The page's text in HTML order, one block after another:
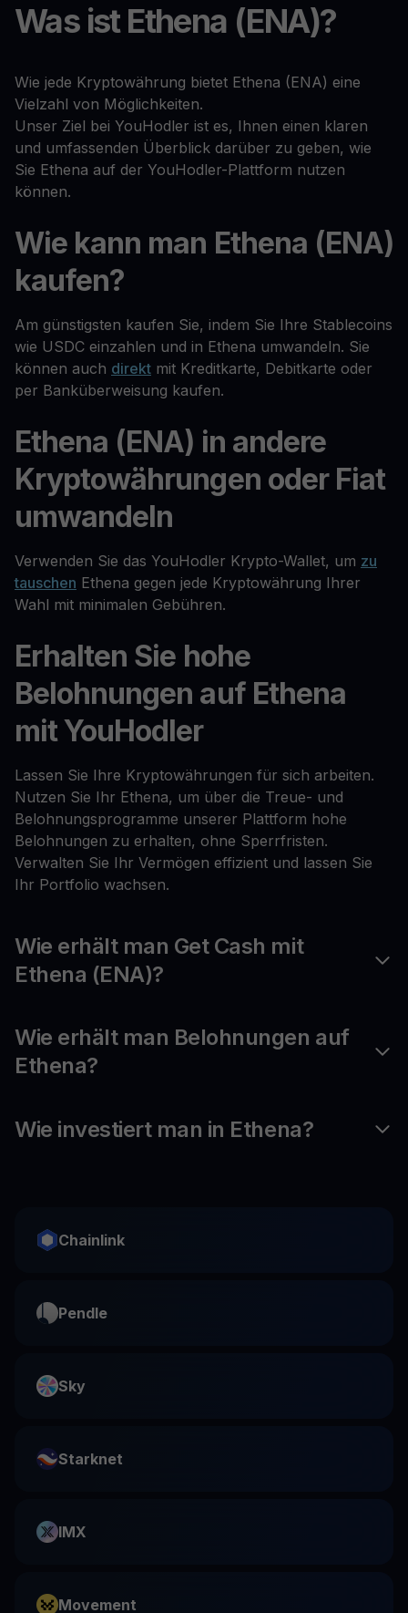
Was ist Ethena (ENA)?
Wie jede Kryptowährung bietet Ethena (ENA) eine
Vielzahl von Möglichkeiten.
Unser Ziel bei YouHodler ist es, Ihnen einen klaren
und umfassenden Überblick darüber zu geben, wie
Sie Ethena auf der YouHodler-Plattform nutzen
können.
Wie kann man Ethena (ENA)
kaufen?
Am günstigsten kaufen Sie, indem Sie Ihre Stablecoins
wie USDC einzahlen und in Ethena umwandeln. Sie
können auch direkt mit Kreditkarte, Debitkarte oder
per Banküberweisung kaufen.
Ethena (ENA) in andere
Kryptowährungen oder Fiat
umwandeln
Verwenden Sie das YouHodler Krypto-Wallet, um zu
tauschen Ethena gegen jede Kryptowährung Ihrer
Wahl mit minimalen Gebühren.
Erhalten Sie hohe
Belohnungen auf Ethena
mit YouHodler
Lassen Sie Ihre Kryptowährungen für sich arbeiten.
Nutzen Sie Ihr Ethena, um über die Treue- und
Belohnungsprogramme unserer Plattform hohe
Belohnungen zu erhalten, ohne Sperrfristen.
Verwalten Sie Ihr Vermögen effizient und lassen Sie
Ihr Portfolio wachsen.
Wie erhält man Get Cash mit
Ethena (ENA)?
Wie erhält man Belohnungen auf
Ethena?
Wie investiert man in Ethena?
Chainlink
Pendle
Sky
Starknet
IMX
Movement